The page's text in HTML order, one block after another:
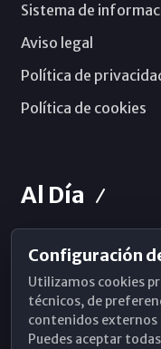
Sistema de
Aviso legal
Política de
Política de cookies
Al Día
Horarios de Misa
Hemeroteca
WhatsApp
Configuración
Utilizamos cookies
técnicos, de
contenidos externos
Puedes aceptar